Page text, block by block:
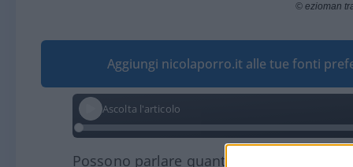
© ezioman
Aggiungi nicolaporro.it alle tue fonti
Ascolta l'articolo
Possono parlare quanto vogliono,